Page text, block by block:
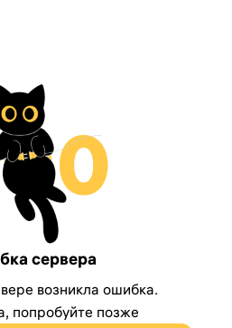
сервера
возникла ошибка.
попробуйте позже